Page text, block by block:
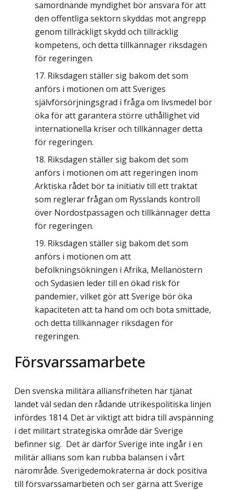
samordnande myndighet bör ansvara för att
den offentliga sektorn skyddas mot angrepp
genom tillräckligt skydd och tillräcklig
kompetens, och detta tillkännager riksdagen
för regeringen.
Riksdagen ställer sig bakom det som
anförs i motionen om att Sveriges
självförsörjningsgrad i fråga om livsmedel bör
öka för att garantera större uthållighet vid
internationella kriser och tillkännager detta
för regeringen.
Riksdagen ställer sig bakom det som
anförs i motionen om att regeringen inom
Arktiska rådet bör ta initiativ till ett traktat
som reglerar frågan om Rysslands kontroll
över Nordostpassagen och tillkännager detta
för regeringen.
Riksdagen ställer sig bakom det som
anförs i motionen om att
befolkningsökningen i Afrika, Mellanöstern
och Sydasien leder till en ökad risk för
pandemier, vilket gör att Sverige bör öka
kapaciteten att ta hand om och bota smittade,
och detta tillkännager riksdagen för
regeringen.
Försvarssamarbete
Den svenska militära alliansfriheten har tjänat
landet väl sedan den rådande utrikespolit­iska linjen
infördes 1814. Det är viktigt att bidra till avspänning
i det militärt strategiska område där Sverige
befinner sig. Det är därför Sverige inte ingår i en
militär allians som kan rubba balansen i vårt
närområde. Sverigedemokraterna är dock positiva
till försvarssamarbeten och ser gärna att Sverige